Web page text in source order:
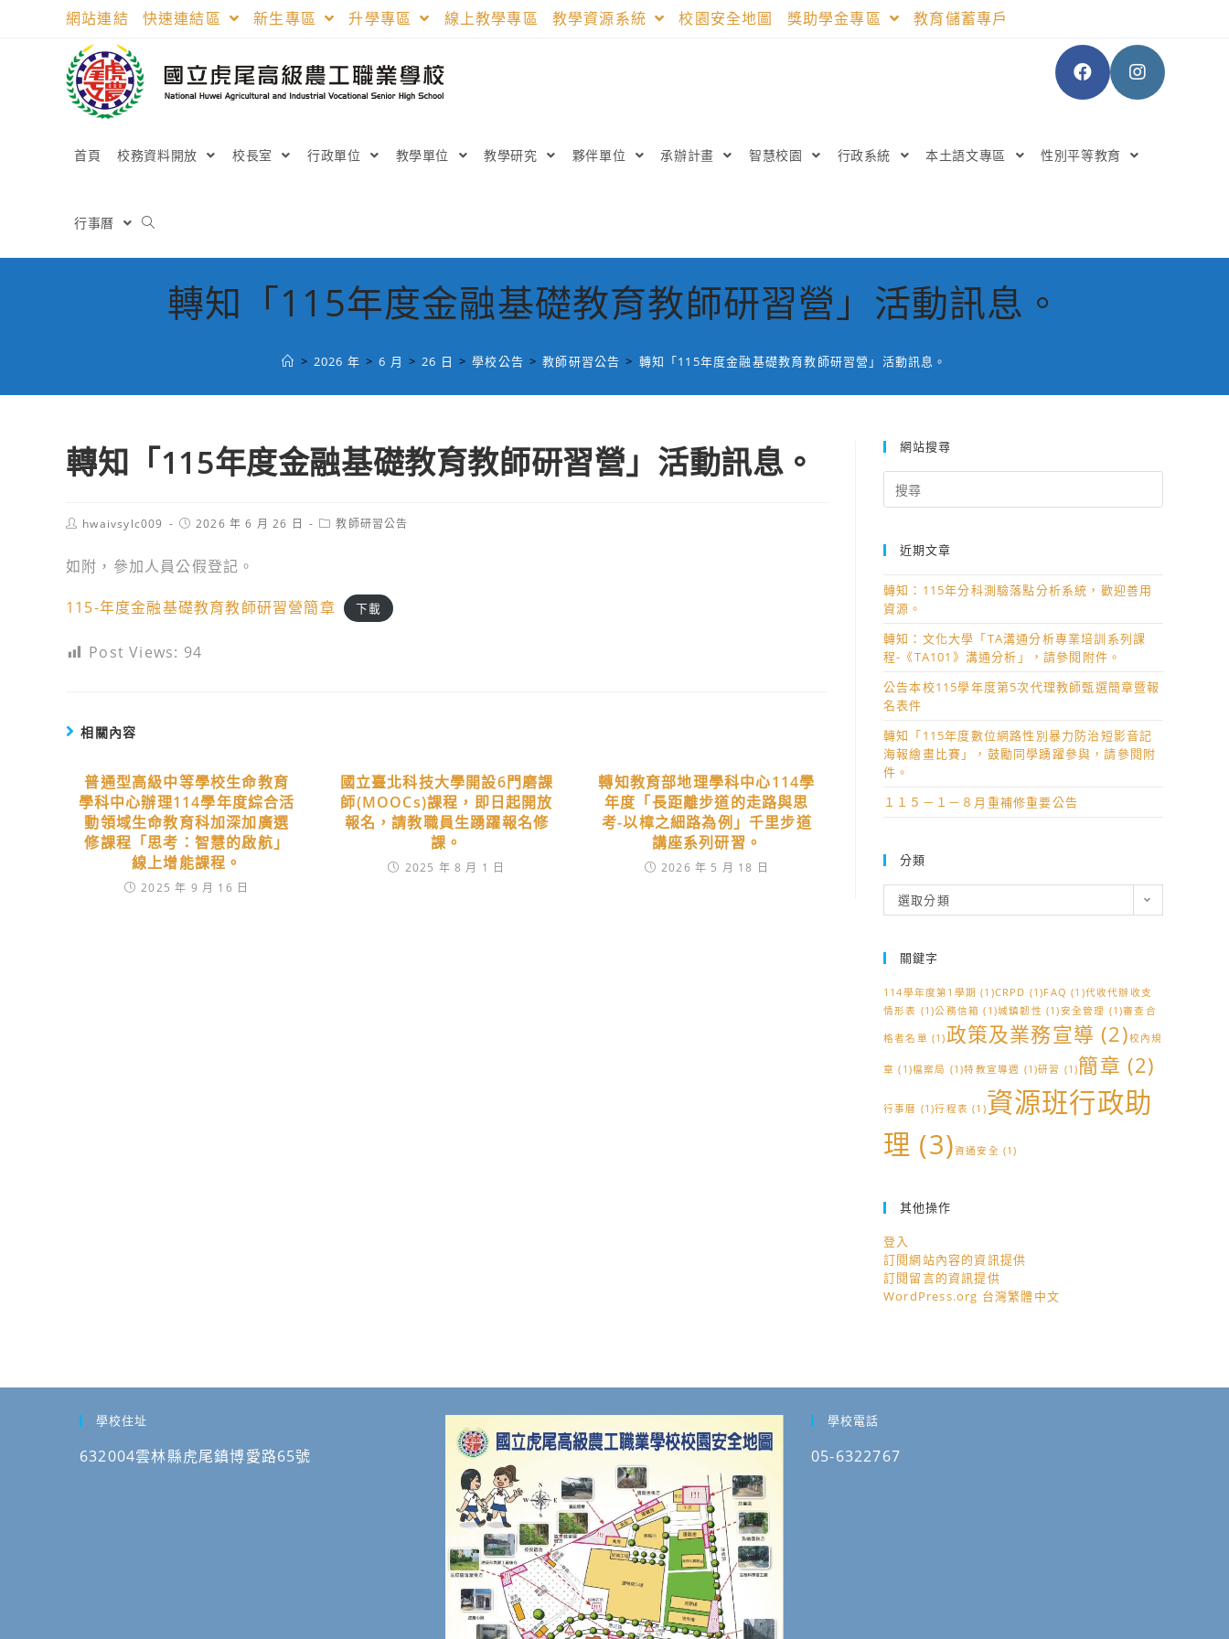
網站連結 快速連結區 新生專區 升學專區 線上教學專區 教學資源系統 校園安全地圖 獎助學金專區 教育儲蓄專戶
首頁 校務資料開放 校長室 行政單位 教學單位 教學研究 夥伴單位 承辦計畫 智慧校園 行政系統 本土語文專區 性別平等教育
行事曆
轉知「115年度金融基礎教育教師研習營」活動訊息。
> 2026 年 > 6 月 > 26 日 > 學校公告 > 教師研習公告 > 轉知「115年度金融基礎教育教師研習營」活動訊息。
轉知「115年度金融基礎教育教師研習營」活動訊息。
Posthwaivsylc009
Post2026 年 6 月 26 日
Post教師研習公告
如附，參加人員公假登記。
115-年度金融基礎教育教師研習營簡章 下載
Post Views: 94
相關內容
普通型高級中等學校生命教育
學科中心辦理114學年度綜合活
動領域生命教育科加深加廣選
修課程「思考：智慧的啟航」
線上增能課程。
2025 年 9 月 16 日
國立臺北科技大學開設6門磨課
師(MOOCs)課程，即日起開放
報名，請教職員生踴躍報名修
課。
2025 年 8 月 1 日
轉知教育部地理學科中心114學
年度「長距離步道的走路與思
考-以樟之細路為例」千里步道
講座系列研習。
2026 年 5 月 18 日
網站搜尋
for:
近期文章
轉知：115年分科測驗落點分析系統，歡迎善用
資源。
轉知：文化大學「TA溝通分析專業培訓系列課
程-《TA101》溝通分析」，請參閱附件。
公告本校115學年度第5次代理教師甄選簡章暨報
名表件
轉知「115年度數位網路性別暴力防治短影音記
海報繪畫比賽」，鼓勵同學踴躍參與，請參閱附
件。
１１５－１－８月重補修重要公告
分類
類
選取分類
關鍵字
114學年度第1學期 (1)CRPD (1)FAQ (1)代收代辦收支
情形表 (1)公務信箱 (1)城鎮韌性 (1)安全管理 (1)審查合
格者名單 (1)政策及業務宣導 (2)校內規
章 (1)檔案局 (1)特教宣導週 (1)研習 (1)簡章 (2)
行事曆 (1)行程表 (1)資源班行政助
理 (3)資通安全 (1)
其他操作
登入
訂閱網站內容的資訊提供
訂閱留言的資訊提供
WordPress.org 台灣繁體中文
學校住址
632004雲林縣虎尾鎮博愛路65號
學校電話
05-6322767